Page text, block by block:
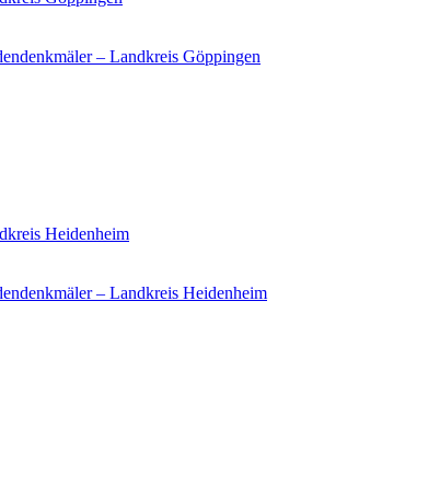
– Landkreis Göppingen
Heidenheim
– Landkreis Heidenheim